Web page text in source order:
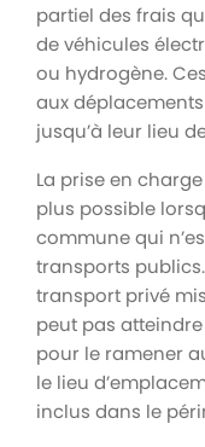
partiel des frais
de véhicules
ou hydrogène.
aux
jusqu’à leur lieu
La prise en
plus possible
commune qui
transports
transport privé
peut pas
pour le ramener
le lieu
inclus dans le